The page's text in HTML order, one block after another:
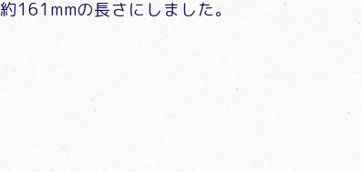
約161mmの長さにしました。